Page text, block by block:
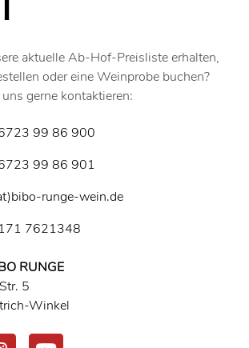
aktuelle Ab-Hof-Preisliste erhalten,
oder eine Weinprobe buchen?
gerne kontaktieren:
99 86 900
99 86 901
runge-wein.de
7621348
RUNGE
5
Winkel